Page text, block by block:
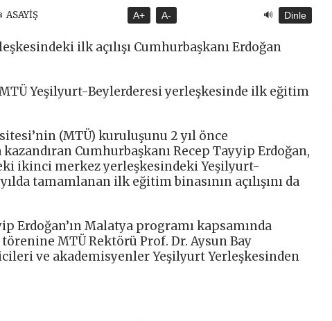
ASAYİŞ A+ A- 🔊 Dinle
ilk açılışı Cumhurbaşkanı Erdoğan
Yeşilyurt-Beylerderesi yerleşkesinde ilk eğitim
(MTÜ) kuruluşunu 2 yıl önce
Cumhurbaşkanı Recep Tayyip Erdoğan,
ikinci merkez yerleşkesindeki Yeşilyurt-
tamamlanan ilk eğitim binasının açılışını da
Erdoğan’ın Malatya programı kapsamında
MTÜ Rektörü Prof. Dr. Aysun Bay
ve akademisyenler Yeşilyurt Yerleşkesinden